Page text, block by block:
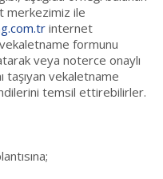
merkezimiz ile
internet
formunu
veya noterce onaylı
taşıyan vekaletname
temsil ettirebilirler.